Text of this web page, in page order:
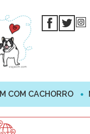
COM CACHORRO